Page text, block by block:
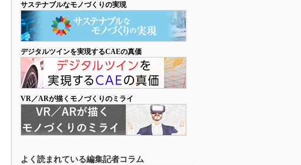
サステナブルなモノづくりの実現
デジタルツインを実現するCAEの真価
VR／ARが描くモノづくりのミライ
よく読まれている編集記者コラム